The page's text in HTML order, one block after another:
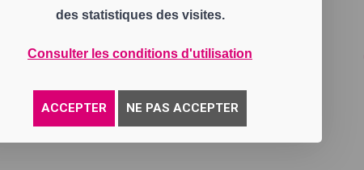
des statistiques des visites.
Consulter les conditions d'utilisation
ACCEPTER NE PAS ACCEPTER